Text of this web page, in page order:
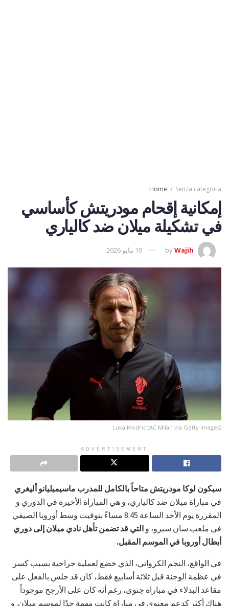
Home Senza categoria
إمكانية إقحام مودريتش كأساسي
في تشكيلة ميلان ضد كالياري
byWajih 19 مايو 2026
Luka Modric (AC Milan via Getty Images)
ADVERTISEMENT
سيكون لوكا مودريتش متاحاً بالكامل للمدرب ماسيميليانو أليغري
في مباراة ميلان ضد كالياري، و هي المباراة الأخيرة في الدوري و
المقررة يوم الأحد الساعة 8:45 مساءً بتوقيت وسط أوروبا الصيفي
في ملعب سان سيرو، و التي قد تضمن تأهل نادي ميلان إلى دوري
أبطال أوروبا في الموسم المقبل.
في الواقع، النجم الكرواتي، الذي خضع لعملية جراحية بسبب كسر
في عظمة الوجنة قبل ثلاثة أسابيع فقط، كان قد جلس بالفعل على
مقاعد البدلاء في مباراة جنوى، رغم أنه كان على الأرجح موجوداً
هناك أكثر كدعم معنوي في مباراة كانت مهمة جدًا لموسم ميلان. و